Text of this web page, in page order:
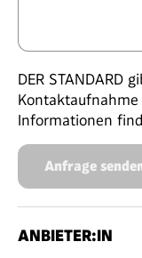
DER STANDARD
Informationen
Anfrage
ANBIETER:IN